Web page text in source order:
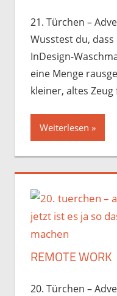
21. Türchen –
Wusstest du,
InDesign-
eine Menge
kleiner, altes
Weiterlesen
REMOTE WORK
20. Türchen –